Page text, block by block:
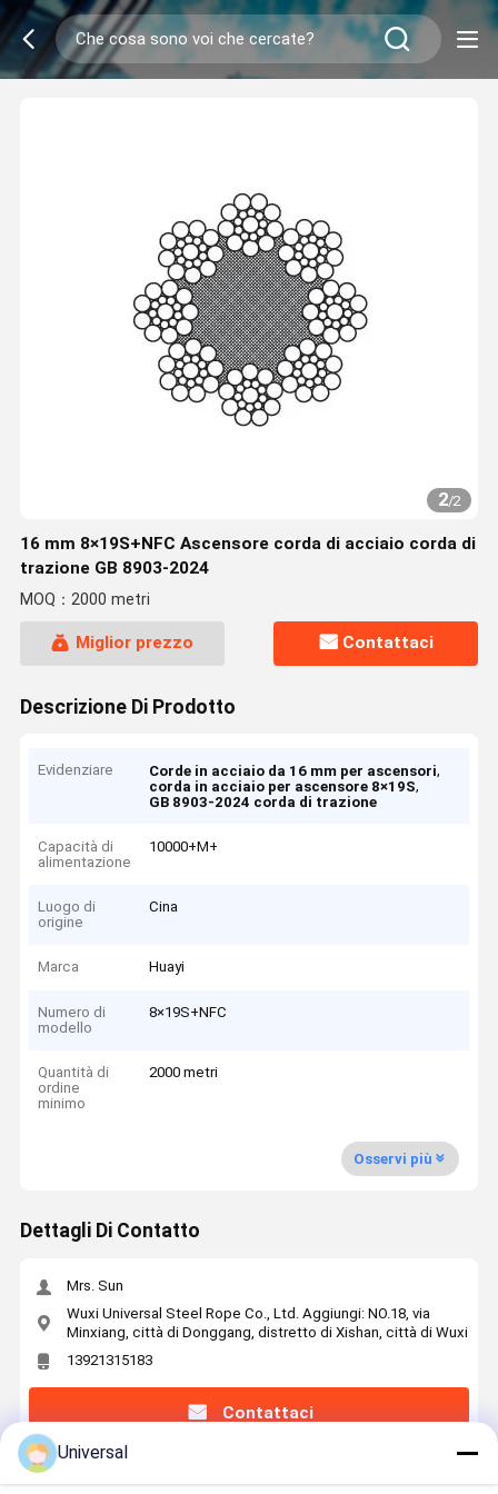
2/2
16 mm 8×19S+NFC Ascensore corda di acciaio corda di
trazione GB 8903-2024
MOQ：2000 metri
Miglior prezzo Contattaci
Descrizione Di Prodotto
Evidenziare Corde in acciaio da 16 mm per ascensori,
corda in acciaio per ascensore 8×19S,
GB 8903-2024 corda di trazione
Capacità di
alimentazione
10000+M+
Luogo di
origine
Cina
Marca Huayi
Numero di
modello
8×19S+NFC
Quantità di
ordine
minimo
2000 metri
Osservi più
Dettagli Di Contatto
Mrs. Sun
Wuxi Universal Steel Rope Co., Ltd. Aggiungi: NO.18, via
Minxiang, città di Donggang, distretto di Xishan, città di Wuxi
13921315183
Contattaci
Universal